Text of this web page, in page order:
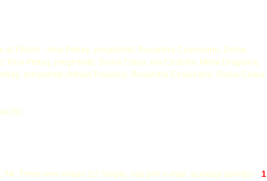
al Filialei - Irina Petraş, preşedinte; Ruxandra Cesereanu, Doina
Irina Petraş, preşedinte; Doina Cetea, Ion Cristofor, Mihai Dragolea,
preşedinte; Adrian Popescu, Ruxandra Cesereanu, Doina Cetea,
Times new roman /12 /single, sau prin e-mail, aceleaşi cerinţe) – 1